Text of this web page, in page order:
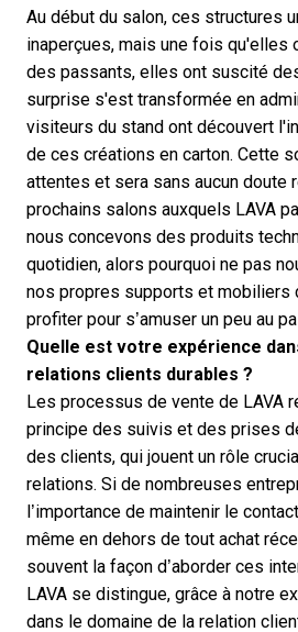
Au début du salon, ces structures
inaperçues, mais une fois qu'elles
des passants, elles ont suscité
surprise s'est transformée en
visiteurs du stand ont découvert
de ces créations en carton. Cette
attentes et sera sans aucun doute
prochains salons auxquels LAVA
nous concevons des produits
quotidien, alors pourquoi ne pas
nos propres supports et mobiliers
profiter pour s’amuser un peu au
Quelle est votre expérience
relations clients durables ?
Les processus de vente de LAVA
principe des suivis et des prises
des clients, qui jouent un rôle
relations. Si de nombreuses
l’importance de maintenir le
même en dehors de tout achat
souvent la façon d’aborder ces
LAVA se distingue, grâce à notre
dans le domaine de la relation